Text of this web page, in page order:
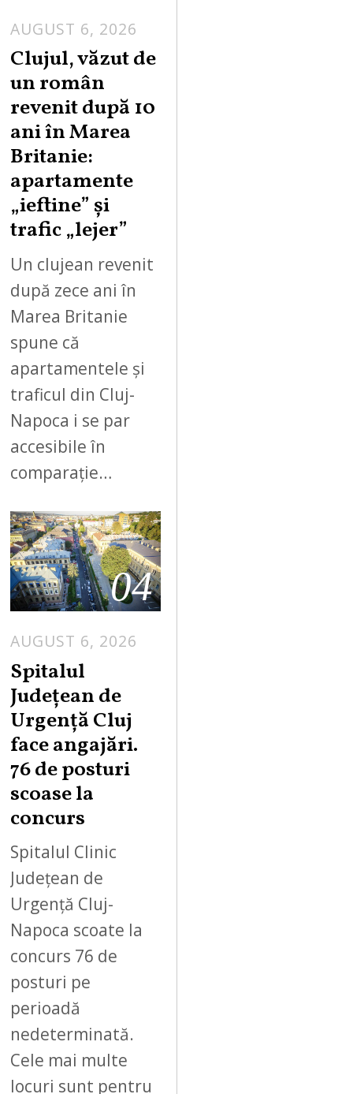
AUGUST 6, 2026
Clujul, văzut de
un român
revenit după 10
ani în Marea
Britanie:
apartamente
„ieftine” și
trafic „lejer”
Un clujean revenit
după zece ani în
Marea Britanie
spune că
apartamentele și
traficul din Cluj-
Napoca i se par
accesibile în
comparație…
04
AUGUST 6, 2026
Spitalul
Județean de
Urgență Cluj
face angajări.
76 de posturi
scoase la
concurs
Spitalul Clinic
Județean de
Urgență Cluj-
Napoca scoate la
concurs 76 de
posturi pe
perioadă
nedeterminată.
Cele mai multe
locuri sunt pentru